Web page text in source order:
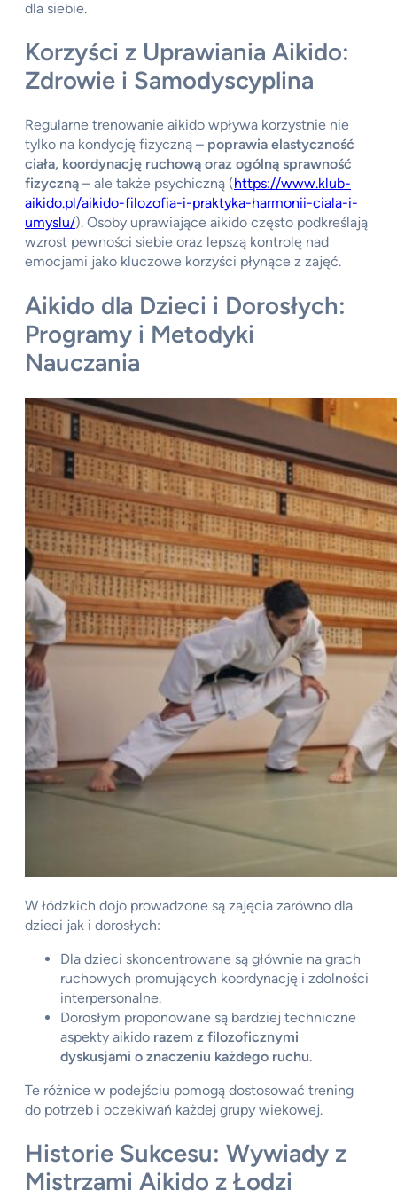
dla siebie.
Korzyści z Uprawiania Aikido:
Zdrowie i Samodyscyplina
Regularne trenowanie aikido wpływa korzystnie nie
tylko na kondycję fizyczną – poprawia elastyczność
ciała, koordynację ruchową oraz ogólną sprawność
fizyczną – ale także psychiczną (https://www.klub-
aikido.pl/aikido-filozofia-i-praktyka-harmonii-ciala-i-
umyslu/). Osoby uprawiające aikido często podkreślają
wzrost pewności siebie oraz lepszą kontrolę nad
emocjami jako kluczowe korzyści płynące z zajęć.
Aikido dla Dzieci i Dorosłych:
Programy i Metodyki
Nauczania
W łódzkich dojo prowadzone są zajęcia zarówno dla
dzieci jak i dorosłych:
Dla dzieci skoncentrowane są głównie na grach
ruchowych promujących koordynację i zdolności
interpersonalne.
Dorosłym proponowane są bardziej techniczne
aspekty aikido razem z filozoficznymi
dyskusjami o znaczeniu każdego ruchu.
Te różnice w podejściu pomogą dostosować trening
do potrzeb i oczekiwań każdej grupy wiekowej.
Historie Sukcesu: Wywiady z
Mistrzami Aikido z Łodzi